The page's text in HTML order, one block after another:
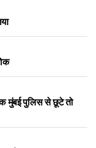
मुंबई पुलिस से छूटे तो